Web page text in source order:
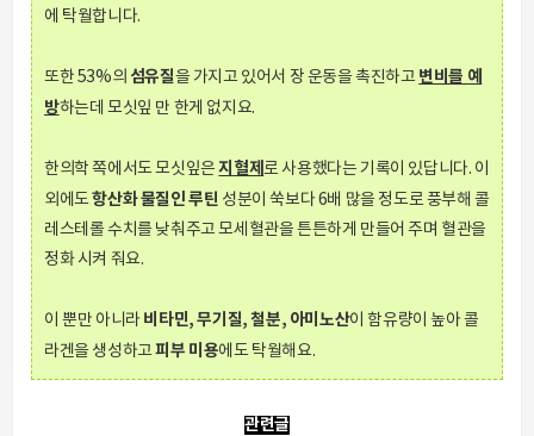
에 탁월합니다.
또한 53%의 섬유질을 가지고 있어서 장 운동을 촉진하고 변비를 예
방하는데 모싯잎 만 한게 없지요.
한의학 쪽에서도 모싯잎은지혈제로 사용했다는 기록이 있답니다. 이
외에도항산화 물질인 루틴 성분이 쑥보다 6배 많을 정도로 풍부해 콜
레스테롤 수치를 낮춰주고 모세혈관을 튼튼하게 만들어 주며 혈관을
정화 시켜 줘요.
이 뿐만 아니라비타민, 무기질, 철분, 아미노산이 함유량이 높아 콜
라겐을 생성하고피부 미용에도 탁월해요.
관련글